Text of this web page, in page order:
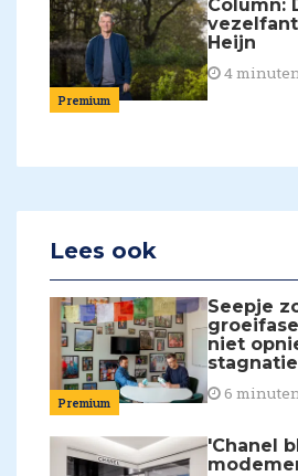
Premium
Column:
Heijn
4
Lees ook
Premium
Seepje
niet
6
'Chanel